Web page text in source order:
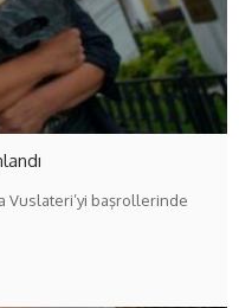
Vuslateri’yi başrollerinde